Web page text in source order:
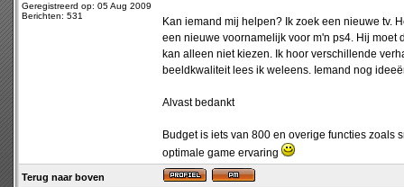
Geregistreerd op: 05 Aug 2009
Berichten: 531
Kan iemand mij helpen? Ik zoek een nieuwe tv.
een nieuwe voornamelijk voor m'n ps4. Hij moet
kan alleen niet kiezen. Ik hoor verschillende
beeldkwaliteit lees ik weleens. Iemand nog
Alvast bedankt
Budget is iets van 800 en overige functies zoals
optimale game ervaring
Terug naar boven